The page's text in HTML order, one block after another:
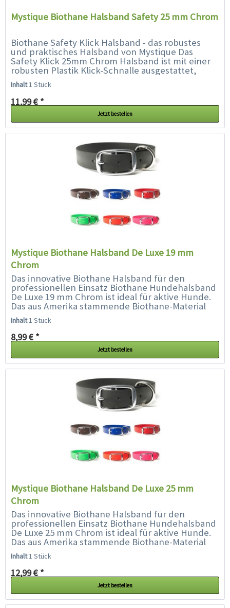
Mystique Biothane Halsband Safety 25 mm Chrom
Biothane Safety Klick Halsband - das robustes
und praktisches Halsband von Mystique Das
Safety Klick 25mm Chrom Halsband ist mit einer
robusten Plastik Klick-Schnalle ausgestattet,
dadurch ist es schnell und einfach zu...
Inhalt1 Stück
11,99 € *
Jetzt bestellen
Mystique Biothane Halsband De Luxe 19 mm
Chrom
Das innovative Biothane Halsband für den
professionellen Einsatz Biothane Hundehalsband
De Luxe 19 mm Chrom ist ideal für aktive Hunde.
Das aus Amerika stammende Biothane-Material
überzeugt mit einer ganzen...
Inhalt1 Stück
8,99 € *
Jetzt bestellen
Mystique Biothane Halsband De Luxe 25 mm
Chrom
Das innovative Biothane Halsband für den
professionellen Einsatz Biothane Hundehalsband
De Luxe 25 mm Chrom ist ideal für aktive Hunde.
Das aus Amerika stammende Biothane-Material
überzeugt mit einer ganzen...
Inhalt1 Stück
12,99 € *
Jetzt bestellen